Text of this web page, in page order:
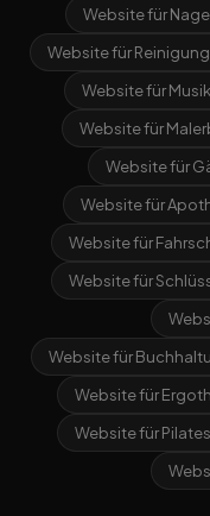
Website für
Website für
Website für
Website für
Website für
Website für
Website für
Website für
Website für
Website für
Website für